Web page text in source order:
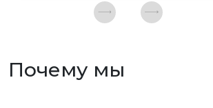
Почему мы